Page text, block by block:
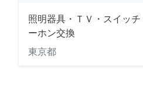
照明器具・ＴＶ・スイッ
ーホン交換
東京都